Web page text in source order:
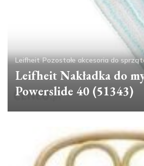
Leifheit Pozostałe akcesoria do
Leifheit Nakładka do
Powerslide 40 (51343)